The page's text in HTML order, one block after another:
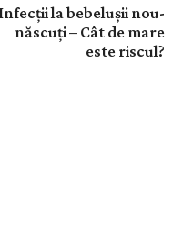
la bebelușii nou-
născuți – Cât de mare
este riscul?